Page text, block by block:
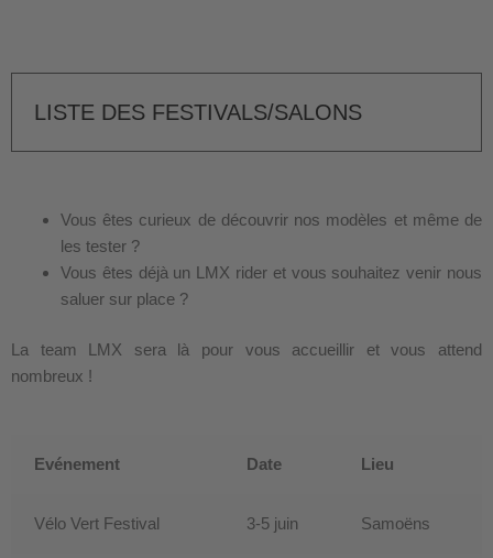
LISTE DES FESTIVALS/SALONS
Vous êtes curieux de découvrir nos modèles et même de
les tester ?
Vous êtes déjà un LMX rider et vous souhaitez venir nous
saluer sur place ?
La team LMX sera là pour vous accueillir et vous attend
nombreux !
Evénement Date Lieu
Vélo Vert Festival 3-5 juin Samoëns